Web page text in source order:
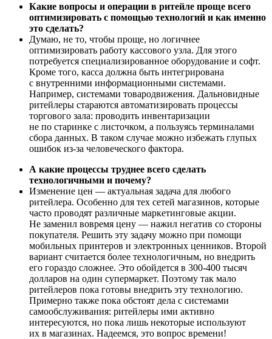
Какие вопросы и операции в ритейле проще всего
оптимизировать с помощью технологий и как именно
это сделать?
Думаю, не то, чтобы проще, но логичнее
оптимизировать работу кассового узла. Для этого
потребуется специализированное оборудование и софт.
Кроме того, касса должна быть интегрирована
с внутренними информационными системами.
Например, системами товародвижения. Дальновидные
ритейлеры стараются автоматизировать процессы
торгового зала: проводить инвентаризации
не по старинке с листочком, а пользуясь терминалами
сбора данных. В таком случае можно избежать глупых
ошибок из-за человеческого фактора.
А какие процессы труднее всего сделать
технологичными и почему?
Изменение цен — актуальная задача для любого
ритейлера. Особенно для тех сетей магазинов, которые
часто проводят различные маркетинговые акции.
Не заменил вовремя цену — нажил негатив со стороны
покупателя. Решить эту задачу можно при помощи
мобильных принтеров и электронных ценников. Второй
вариант считается более технологичным, но внедрить
его гораздо сложнее. Это обойдется в 300-400 тысяч
долларов на один супермаркет. Поэтому так мало
ритейлеров пока готовы внедрить эту технологию.
Примерно также пока обстоят дела с системами
самообслуживания: ритейлеры ими активно
интересуются, но пока лишь некоторые используют
их в магазинах. Надеемся, это вопрос времени!